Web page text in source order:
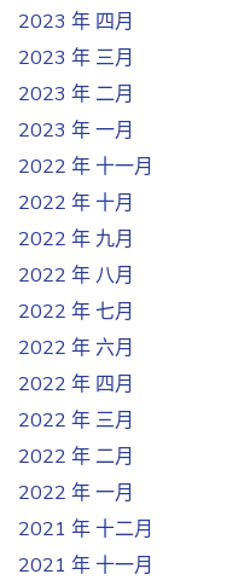
2023 年 四月
2023 年 三月
2023 年 二月
2023 年 一月
2022 年 十一月
2022 年 十月
2022 年 九月
2022 年 八月
2022 年 七月
2022 年 六月
2022 年 四月
2022 年 三月
2022 年 二月
2022 年 一月
2021 年 十二月
2021 年 十一月